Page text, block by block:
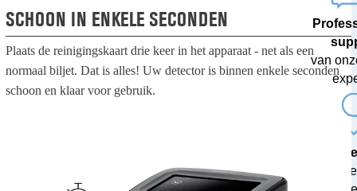
SCHOON IN ENKELE SECONDEN
Plaats de reinigingskaart drie keer in het apparaat - net als een
normaal biljet. Dat is alles! Uw detector is binnen enkele seconden
schoon en klaar voor gebruik.
van
20 jaar
als uw